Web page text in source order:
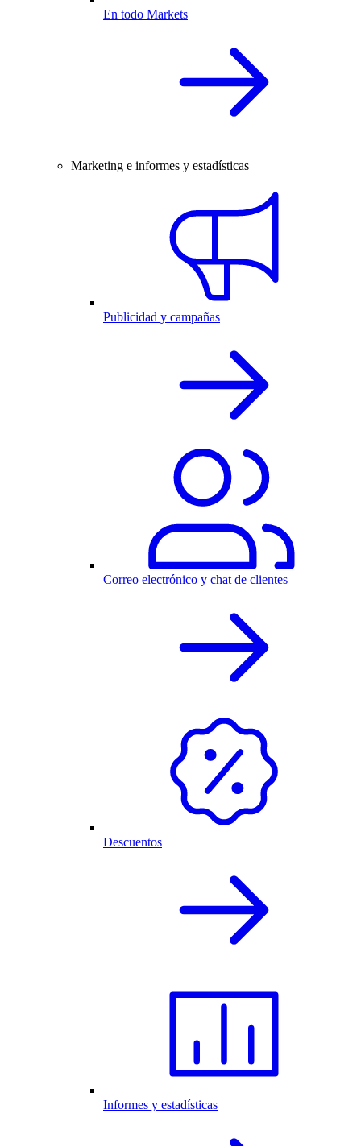
En todo Markets
Marketing e informes y estadísticas
Publicidad y campañas
Correo electrónico y chat de clientes
Descuentos
Informes y estadísticas